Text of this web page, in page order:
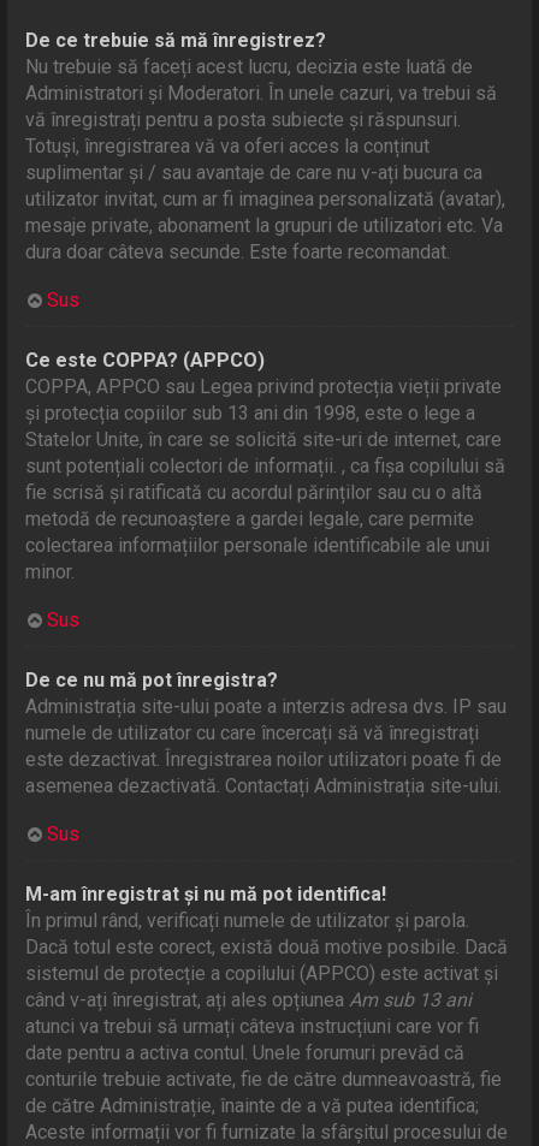
De ce trebuie să mă înregistrez?
Nu trebuie să faceți acest lucru, decizia este luată de
Administratori și Moderatori. În unele cazuri, va trebui să
vă înregistrați pentru a posta subiecte și răspunsuri.
Totuși, înregistrarea vă va oferi acces la conținut
suplimentar și / sau avantaje de care nu v-ați bucura ca
utilizator invitat, cum ar fi imaginea personalizată (avatar),
mesaje private, abonament la grupuri de utilizatori etc. Va
dura doar câteva secunde. Este foarte recomandat.
Sus
Ce este COPPA? (APPCO)
COPPA, APPCO sau Legea privind protecția vieții private
și protecția copiilor sub 13 ani din 1998, este o lege a
Statelor Unite, în care se solicită site-uri de internet, care
sunt potențiali colectori de informații. , ca fișa copilului să
fie scrisă și ratificată cu acordul părinților sau cu o altă
metodă de recunoaștere a gardei legale, care permite
colectarea informațiilor personale identificabile ale unui
minor.
Sus
De ce nu mă pot înregistra?
Administrația site-ului poate a interzis adresa dvs. IP sau
numele de utilizator cu care încercați să vă înregistrați
este dezactivat. Înregistrarea noilor utilizatori poate fi de
asemenea dezactivată. Contactați Administrația site-ului.
Sus
M-am înregistrat și nu mă pot identifica!
În primul rând, verificați numele de utilizator și parola.
Dacă totul este corect, există două motive posibile. Dacă
sistemul de protecție a copilului (APPCO) este activat și
când v-ați înregistrat, ați ales opțiuneaAm sub 13 ani
atunci va trebui să urmați câteva instrucțiuni care vor fi
date pentru a activa contul. Unele forumuri prevăd că
conturile trebuie activate, fie de către dumneavoastră, fie
de către Administrație, înainte de a vă putea identifica;
Aceste informații vor fi furnizate la sfârșitul procesului de